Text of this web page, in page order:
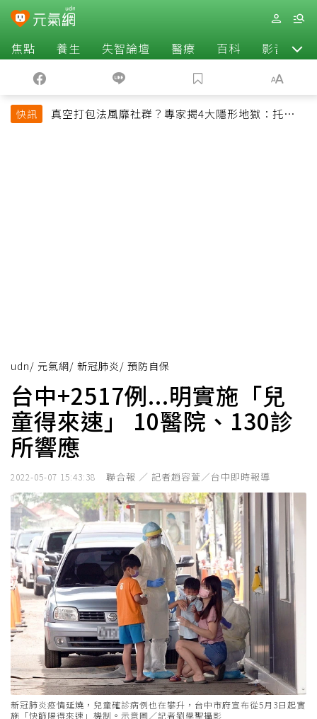
焦點 養生 失智論壇 醫療 百科 影音
快訊
真空打包法風靡社群？專家揭4大隱形地獄：托運恐
udn/ 元氣網/ 新冠肺炎 / 預防自保
台中+2517例...明實施「兒
童得來速」 10醫院、130診
所響應
2022-05-07 15:43:38 聯合報 ／ 記者趙容萱／台中即時報導
新冠肺炎疫情延燒，兒童確診病例也在攀升，台中市府宣布從5月3日起實
施「快篩陽得來速」機制。示意圖／記者劉學聖攝影